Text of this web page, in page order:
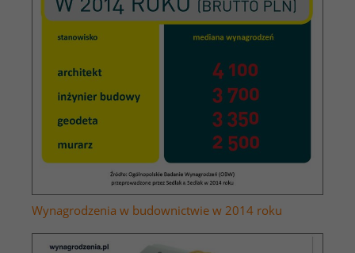
Wynagrodzenia w budownictwie w 2014 roku